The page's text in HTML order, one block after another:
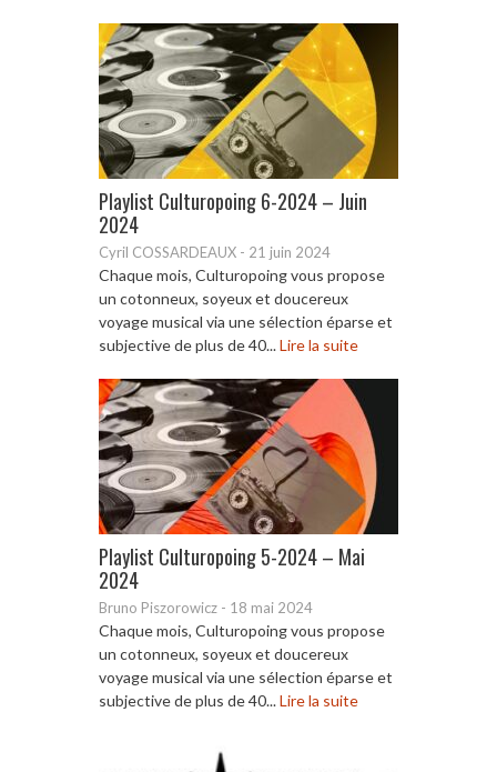
Playlist Culturopoing 6-2024 – Juin
2024
Cyril COSSARDEAUX - 21 juin 2024
Chaque mois, Culturopoing vous propose
un cotonneux, soyeux et doucereux
voyage musical via une sélection éparse et
subjective de plus de 40...Lire la suite
Playlist Culturopoing 5-2024 – Mai
2024
Bruno Piszorowicz - 18 mai 2024
Chaque mois, Culturopoing vous propose
un cotonneux, soyeux et doucereux
voyage musical via une sélection éparse et
subjective de plus de 40...Lire la suite